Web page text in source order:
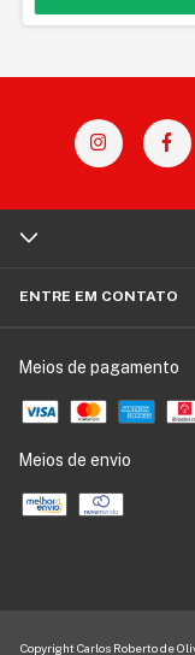
ENTRE EM CONTATO
Meios de pagamento
Meios de envio
Copyright Carlos Roberto de